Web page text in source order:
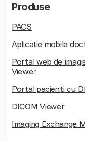
Produse
PACS
Aplicatie mobila
Portal web de
Viewer
Portal pacienti cu
DICOM Viewer
Imaging Exchange